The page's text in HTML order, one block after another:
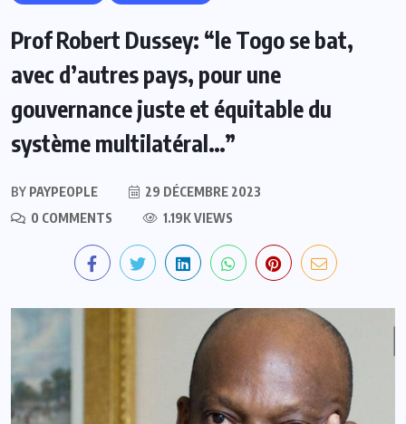
Prof Robert Dussey: “le Togo se bat,
avec d’autres pays, pour une
gouvernance juste et équitable du
système multilatéral…”
BY PAYPEOPLE
29 DÉCEMBRE 2023
0 COMMENTS
1.19K VIEWS